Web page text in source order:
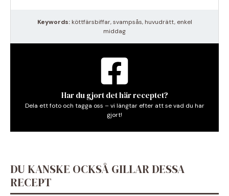
Keywords:köttfärsbiffar, svampsås, huvudrätt, enkel
middag
Har du gjort det här receptet?
Dela ett foto och tagga oss – vi längtar efter att se vad du har
gjort!
DU KANSKE OCKSÅ GILLAR DESSA
RECEPT